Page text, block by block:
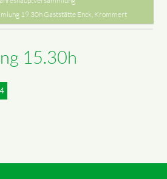
19.30h Gaststätte Enck, Krommert
15.30h